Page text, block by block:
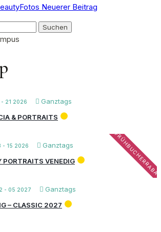
Neuerer Beitrag
- 21 2026
Ganztags
& PORTRAITS
- 15 2026 Ganztags
PORTRAITS VENEDIG
- 05 2027
Ganztags
– CLASSIC 2027